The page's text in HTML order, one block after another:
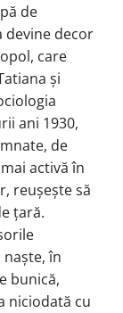
de
devine decor
care
și
ani 1930,
de
activă în
reușește să
țară.
în
bunică,
niciodată cu